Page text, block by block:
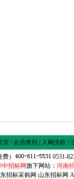
页| 会员类别 入网流程
）
0531-
中招标网旗下网站： 河南
招标采购网 山东招标网